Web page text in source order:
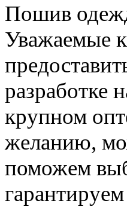
Пошив
Уважаемые
разработке
крупном
желанию,
поможем